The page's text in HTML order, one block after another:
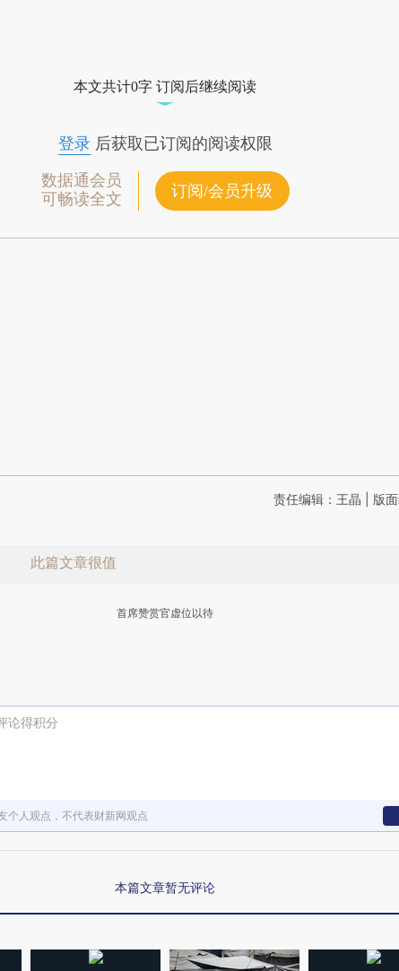
本文共计0字 订阅后继续阅读
登录后获取已订阅的阅读权限
数据通会员
可畅读全文
订阅/会员升级
责任编辑：王晶 | 版
此篇文章很值
首席赞赏官虚位以待
论得积分
个人观点，不代表财新网观点
本篇文章暂无评论